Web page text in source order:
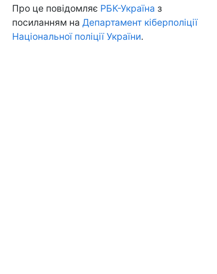
Про це повідомляє РБК-Україна з
посиланням на Департамент кіберполіції
Національної поліції України.